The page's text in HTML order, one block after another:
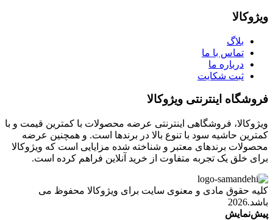
ویژوکالا
بلاگ
تماس با ما
درباره ما
ثبت شکایت
فروشگاه اینترنتی ویژوکالا
ویژوکالا، فروشگاهی اینترنتی عرضه محصولات با کمترین قیمت و با
کمترین حاشیه سود با تنوع بالا در برندها است. و همچنین عرضه
محصولات برندهای معتبر و شناخته شده مزایایی است که ویژوکالا
برای خلق یک تجربه متفاوت از خرید آنلاین فراهم کرده است.
کلیه حقوق مادی و معنوی سایت برای ویژوکالا محفوظ می
باشد.2026
پیش‌نمایش